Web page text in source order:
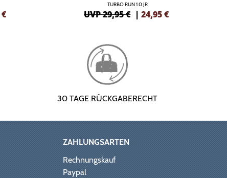
€
TURBO RUN 1.0 JR
UVP 29,95 € |24,95€
30 TAGE RÜCKGABERECHT
ZAHLUNGSARTEN
Rechnungskauf
Paypal